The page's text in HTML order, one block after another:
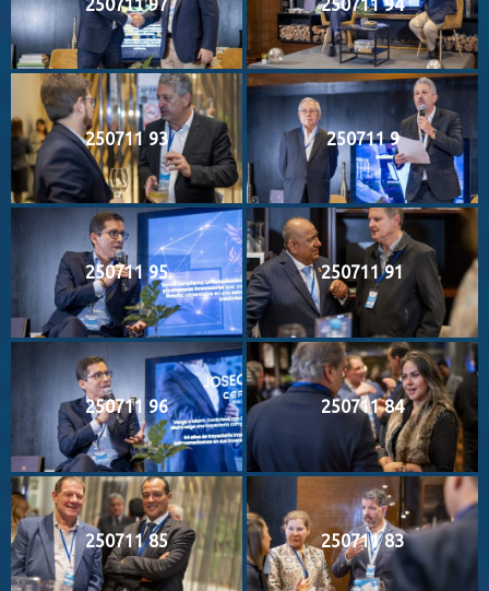
250711 97 250711 94
250711 93 250711 9
250711 95 250711 91
250711 96 250711 84
250711 85 250711 83